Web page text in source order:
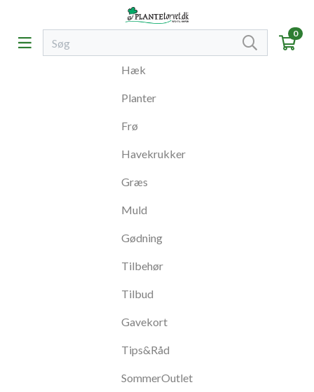
0
Hæk
Planter
Frø
Havekrukker
Græs
Muld
Gødning
Tilbehør
Tilbud
Gavekort
Tips&Råd
SommerOutlet